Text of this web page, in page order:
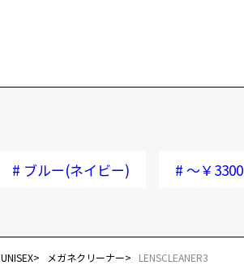
# ブルー(ネイビー) # ～￥3300
UNISEX メガネクリーナー LENSCLEANER3